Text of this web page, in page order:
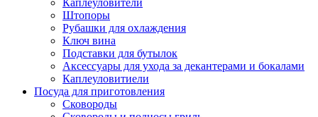
Каплеуловители
Штопоры
Рубашки для охлаждения
Ключ вина
Подставки для бутылок
Аксессуары для ухода за декантерами и бокалами
Каплеуловитиели
Посуда для приготовления
Сковороды